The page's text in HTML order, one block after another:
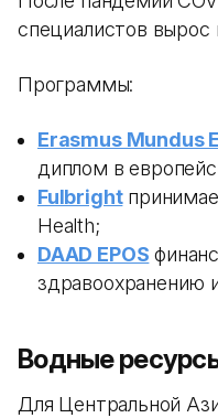
специалистов
Программы:
Erasmus Mundus
диплом в
Fulbright
Health;
DAAD EPOS
здравоохранению
Водные
Для Центральной